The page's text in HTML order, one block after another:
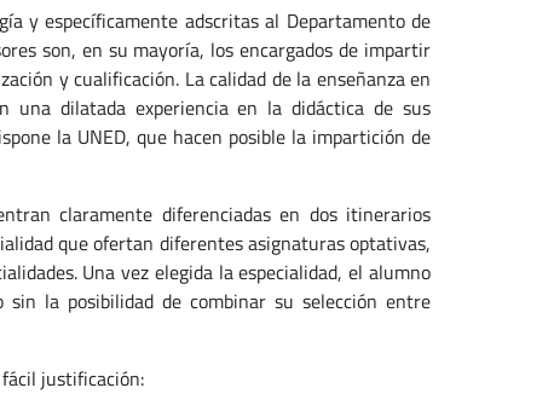
y específicamente adscritas al Departamento de
son, en su mayoría, los encargados de impartir
y cualificación. La calidad de la enseñanza en
una dilatada experiencia en la didáctica de sus
la UNED, que hacen posible la impartición de
claramente diferenciadas en dos itinerarios
que ofertan diferentes asignaturas optativas,
Una vez elegida la especialidad, el alumno
la posibilidad de combinar su selección entre
justificación: